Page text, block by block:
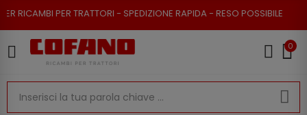
PER TRATTORI - SPEDIZIONE RAPIDA - RESO POSSIBILE
0